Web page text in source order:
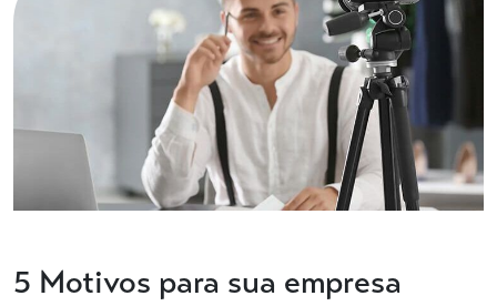
5 Motivos para sua empresa